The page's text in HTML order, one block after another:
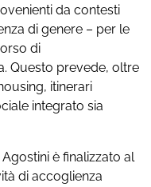
da contesti
di genere – per le
di
Questo prevede, oltre
itinerari
integrato sia
è finalizzato al
di accoglienza